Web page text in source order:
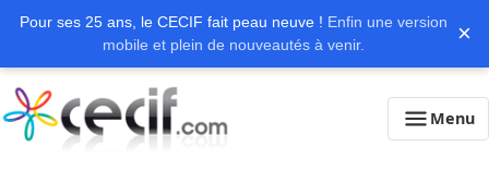
Pour ses 25 ans, le CECIF fait peau neuve ! Enfin une version
mobile et plein de nouveautés à venir.
×
Menu